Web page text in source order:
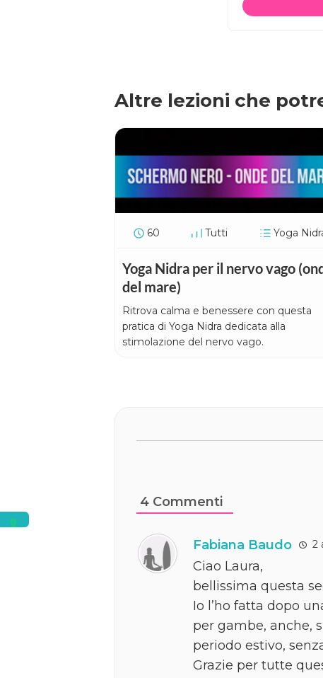
Altre lezioni che
60 Tutti Yoga
Yoga Nidra per il nervo vago
del mare)
Ritrova calma e benessere con questa
pratica di Yoga Nidra dedicata alla
stimolazione del nervo vago.
4 Commenti
Fabiana Baudo 2
Ciao Laura,
bellissima questa
Io l’ho fatta dopo
per gambe, anche,
periodo estivo,
Grazie per tutte